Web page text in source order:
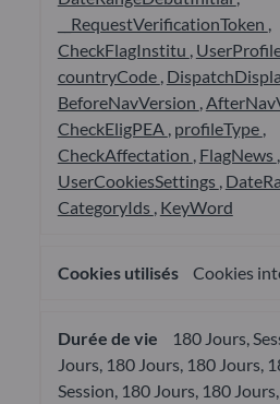
__RequestVerificationToken
CheckFlagInstitu
countryCode
BeforeNavVersion
CheckEligPEA profileType
CheckAffectation FlagNews
UserCookiesSettings
CategoryIds KeyWord
Cookies
180 Jours,
Jours, 180 Jours, 180 Jours,
Session, 180 Jours, 180